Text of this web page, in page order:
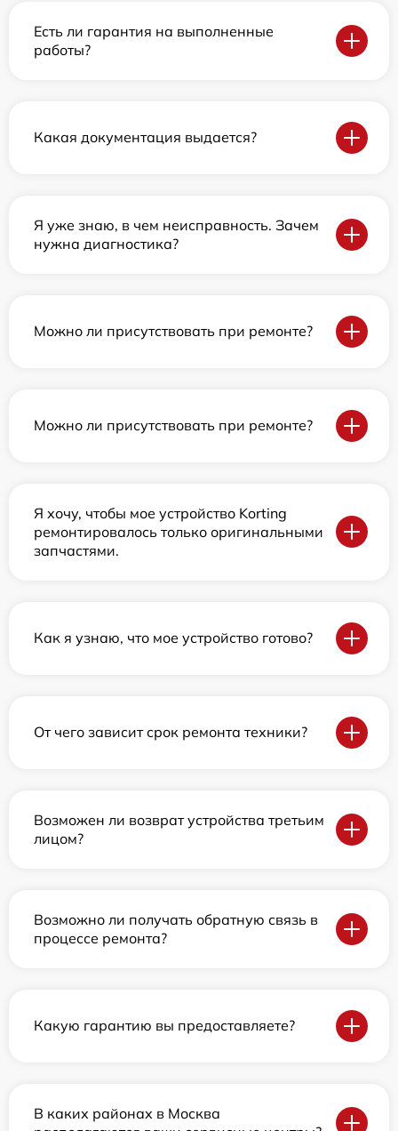
Есть ли гарантия на выполненные
работы?
Какая документация выдается?
Я уже знаю, в чем неисправность. Зачем
нужна диагностика?
Можно ли присутствовать при ремонте?
Можно ли присутствовать при ремонте?
Я хочу, чтобы мое устройство Korting
ремонтировалось только оригинальными
запчастями.
Как я узнаю, что мое устройство готово?
От чего зависит срок ремонта техники?
Возможен ли возврат устройства третьим
лицом?
Возможно ли получать обратную связь в
процессе ремонта?
Какую гарантию вы предоставляете?
В каких районах в Москва